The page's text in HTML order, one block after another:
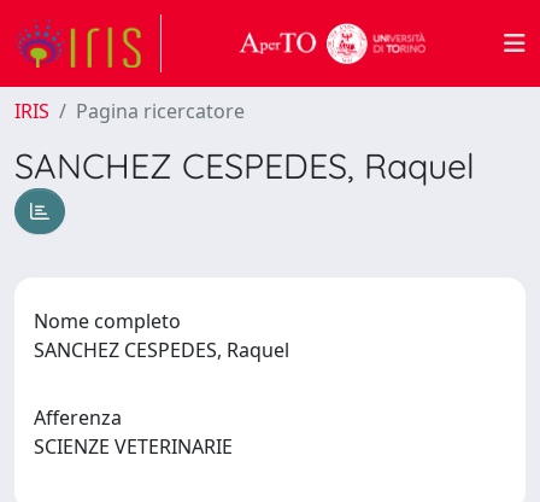
IRIS Pagina ricercatore
SANCHEZ CESPEDES, Raquel
Nome completo
SANCHEZ CESPEDES, Raquel
Afferenza
SCIENZE VETERINARIE